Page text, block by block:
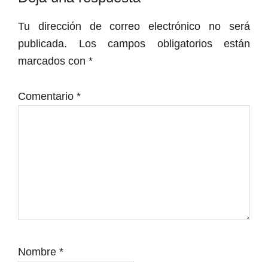
con
los
lectores
Tu dirección de correo electrónico no será
publicada.
Los campos obligatorios están
marcados con *
Comentario *
Nombre *